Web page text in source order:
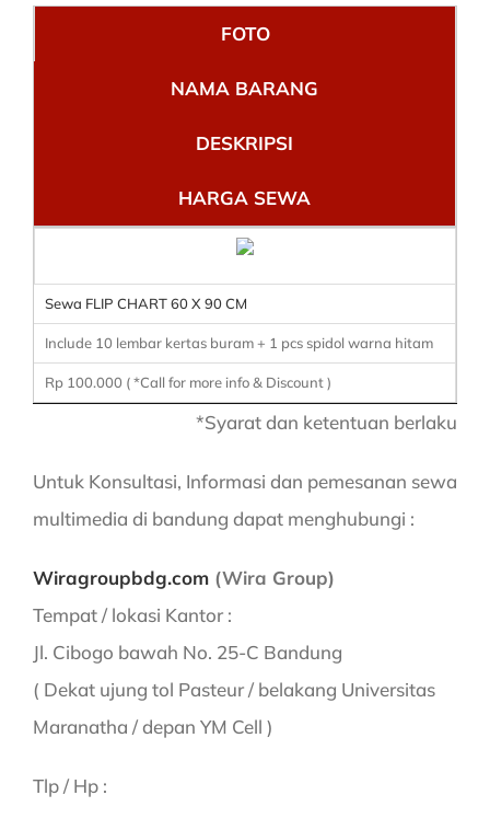
FOTO
NAMA BARANG
DESKRIPSI
HARGA SEWA
Sewa FLIP CHART 60 X 90 CM
Include 10 lembar kertas buram + 1 pcs spidol warna hitam
Rp 100.000 ( *Call for more info & Discount )
*Syarat dan ketentuan berlaku
Untuk Konsultasi, Informasi dan pemesanan sewa
multimedia di bandung dapat menghubungi :
Wiragroupbdg.com(Wira Group)
Tempat / lokasi Kantor :
Jl. Cibogo bawah No. 25-C Bandung
( Dekat ujung tol Pasteur / belakang Universitas
Maranatha / depan YM Cell )
Tlp / Hp :